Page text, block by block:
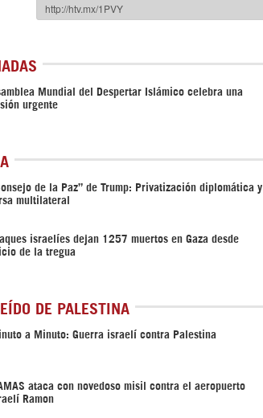
Mundial del Despertar Islámico celebra una
urgente
de la Paz” de Trump: Privatización diplomática y
multilateral
israelíes dejan 1257 muertos en Gaza desde
de la tregua
DE PALESTINA
a Minuto: Guerra israelí contra Palestina
ataca con novedoso misil contra el aeropuerto
Ramon